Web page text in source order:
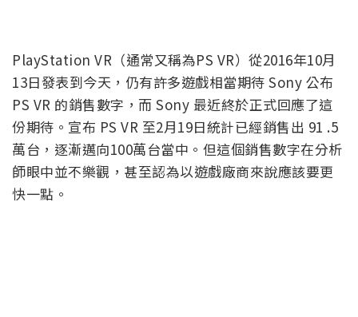
PlayStation VR（通常又稱為PS VR）從2016年10月
13日發表到今天，仍有許多遊戲相當期待 Sony 公布
PS VR 的銷售數字，而 Sony 最近終於正式回應了這
份期待。宣布 PS VR 至2月19日統計已經銷售出 91 .5
萬台，逐漸邁向100萬台當中。但這個銷售數字在分析
師眼中並不樂觀，甚至認為以遊戲廠商來說應該要更
快一點。